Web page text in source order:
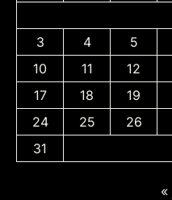
3
4 5
10
11 12
17
18 19
24
25 26
31
«